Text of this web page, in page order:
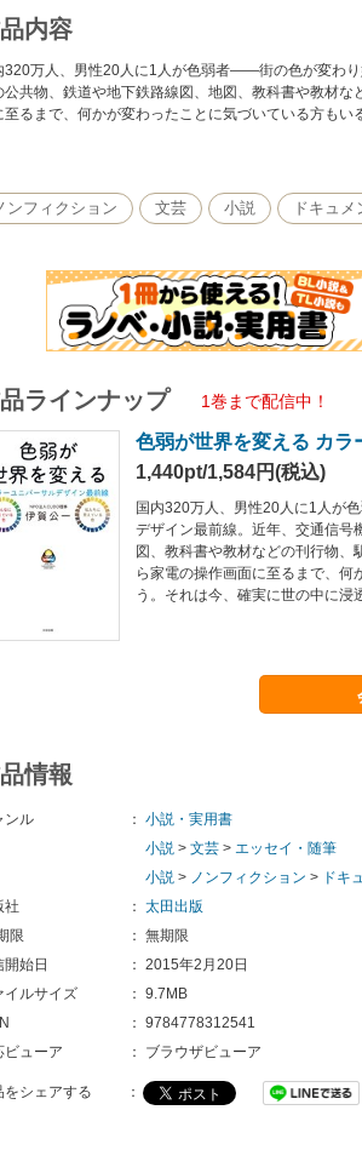
内容
320万人、男性20人に1人が色弱者――街の色が変わ
公共物、鉄道や地下鉄路線図、地図、教科書や教材
至るまで、何かが変わったことに気づいている方も
ンフィクション 文芸 小説 ドキュメ
ラインナップ 1巻まで配信中！
色弱が世界を変える カ
1,440pt/1,584円(税込)
国内320万人、男性20人に1人
デザイン最前線。近年、交通信号
図、教科書や教材などの刊行物
ら家電の操作画面に至るまで、何
う。それは今、確実に世の中に浸
情報
ンル ： 小説・実用書
小説 > 文芸 > エッセイ・随筆
小説 > ノンフィクション > ドキ
社
： 太田出版
限
： 無期限
開始日
： 2015年2月20日
イルサイズ
： 9.7MB
： 9784778312541
ビューア
： ブラウザビューア
をシェアする ：